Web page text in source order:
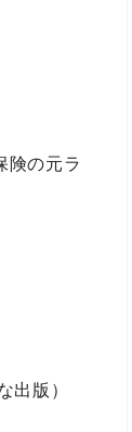
険の元ラ
出版）